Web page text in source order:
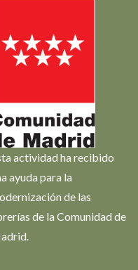
actividad ha recibido
ayuda para la
de las
de la Comunidad de